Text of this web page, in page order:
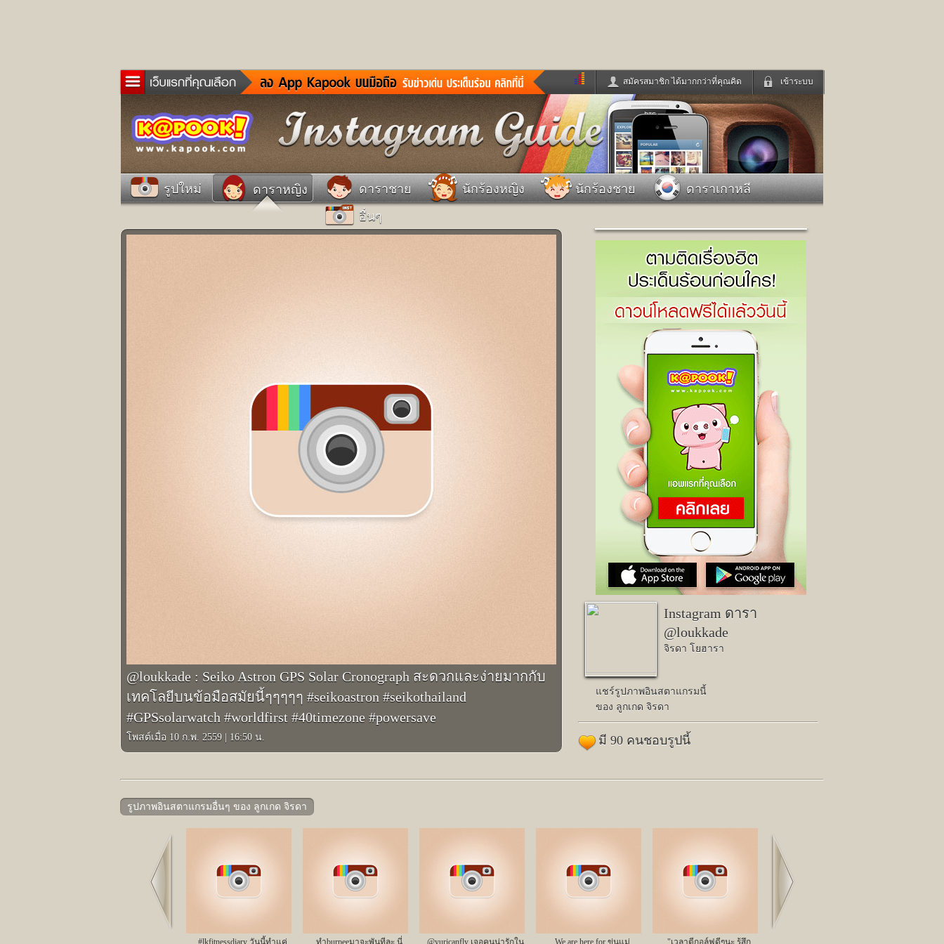
เข้าระบบ
สมัครสมาชิก ได้มากกว่าที่คุณคิด
ข่าวด่วน ข่าวสั้น ข่าวดารา
ดูทีวี
ละคร
หนังใหม่ ฟังเพลง
ฟังวิทยุออนไลน์
เกม
หมากรุกไทย แชทหมากฮอส
Glitter
แต่งงาน
แม่และเด็ก
ดูดวง
ทำนายฝัน สุขภาพ
สัตว์เลี้ยง
ผู้ชาย
ผลบอล บ้านและการตกแต่ง
ท่องเที่ยว
แวะชิมแวะพัก
dictionary
เช็คความเร็วเน็ต
Facebook
เข้าระบบด้วย User Kapook
Email
Password
เข้าระบบด้วย Facebook
รูปใหม่ ดาราหญิง ดาราชาย นักร้องหญิง นักร้องชาย
ดาราเกาหลี
อื่นๆ
@loukkade : Seiko Astron GPS Solar Cronograph สะดวกและง่ายมากกับ
เทคโลยีบนข้อมือสมัยนี้ๆๆๆๆๆ #seikoastron #seikothailand
#GPSsolarwatch #worldfirst #40timezone #powersave
โพสต์เมื่อ 10 ก.พ. 2559 16:50 น.
Instagram ดารา
@loukkade
จิรดา โยฮารา
แชร์รูปภาพอินสตาแกรมนี้
ของ ลูกเกด จิรดา
มี 90 คนชอบรูปนี้
รูปภาพอินสตาแกรมอื่นๆ ของ ลูกเกด จิรดา
#lkfitnessdiary วันนี้ทำแค่ ทำburpeeมาจะพันทีละ นี่ @yuricanfly เจอคนน่ารักใน We are here for ขุ่นแม่ "เวลาตีกอล์ฟดีๆนะ รู้สึก